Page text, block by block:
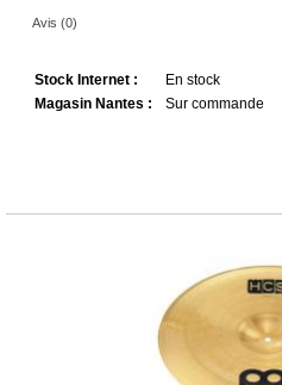
Avis (0)
Stock Internet :
En stock
Magasin Nantes :
Sur commande